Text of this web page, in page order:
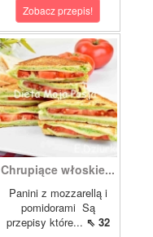
Zobacz przepis!
Chrupiące włoskie...
Panini z mozzarellą i
pomidorami Są
przepisy które... ⇖ 32